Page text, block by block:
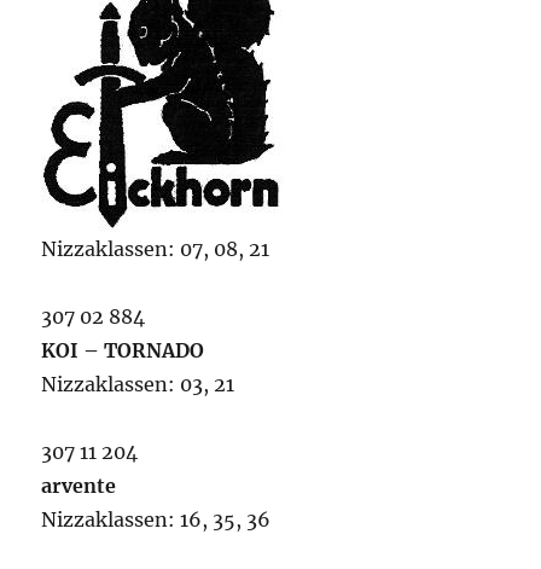
Nizzaklassen: 07, 08, 21
307 02 884
KOI – TORNADO
Nizzaklassen: 03, 21
307 11 204
arvente
Nizzaklassen: 16, 35, 36